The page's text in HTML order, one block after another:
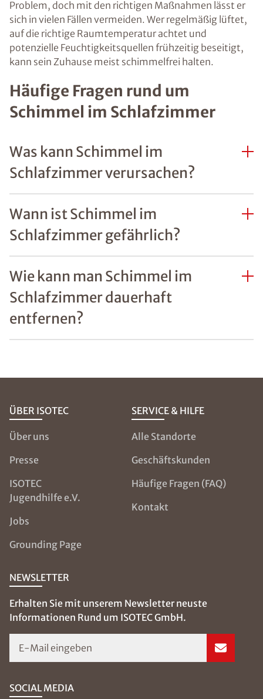
Problem, doch mit den richtigen Maßnahmen lässt er
sich in vielen Fällen vermeiden. Wer regelmäßig lüftet,
auf die richtige Raumtemperatur achtet und
potenzielle Feuchtigkeitsquellen frühzeitig beseitigt,
kann sein Zuhause meist schimmelfrei halten.
Häufige Fragen rund um
Schimmel im Schlafzimmer
Was kann Schimmel im
Schlafzimmer verursachen?
Wann ist Schimmel im
Schlafzimmer gefährlich?
Wie kann man Schimmel im
Schlafzimmer dauerhaft
entfernen?
ÜBER ISOTEC
Über uns
Presse
ISOTEC
Jugendhilfe e.V.
Jobs
Grounding Page
SERVICE & HILFE
Alle Standorte
Geschäftskunden
Häufige Fragen (FAQ)
Kontakt
NEWSLETTER
Erhalten Sie mit unserem Newsletter neuste
Informationen Rund um ISOTEC GmbH.
E-Mail eingeben
SOCIAL MEDIA